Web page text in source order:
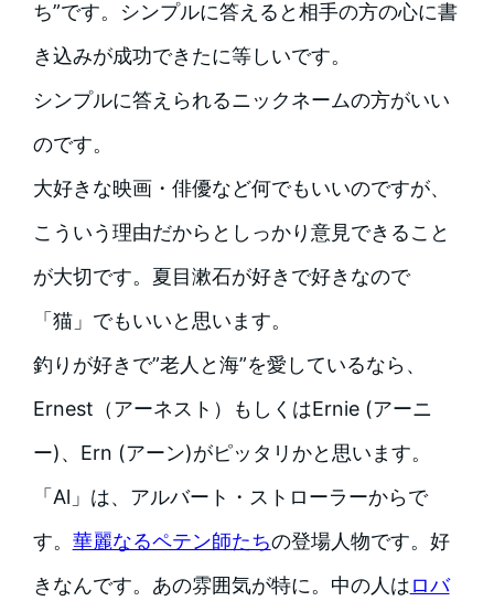
ち”です。シンプルに答えると相手の方の心に書
き込みが成功できたに等しいです。
シンプルに答えられるニックネームの方がいい
のです。
大好きな映画・俳優など何でもいいのですが、
こういう理由だからとしっかり意見できること
が大切です。夏目漱石が好きで好きなので
「猫」でもいいと思います。
釣りが好きで”老人と海”を愛しているなら、
Ernest（アーネスト）もしくはErnie (アーニ
ー)、Ern (アーン)がピッタリかと思います。
「Al」は、アルバート・ストローラーからで
す。 華麗なるペテン師たちの登場人物です。好
きなんです。あの雰囲気が特に。中の人はロバ